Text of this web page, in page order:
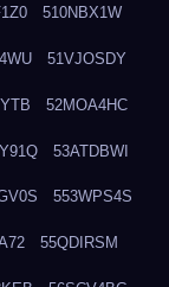
510NBX1W
51VJOSDY
52MOA4HC
53ATDBWI
553WPS4S
55QDIRSM